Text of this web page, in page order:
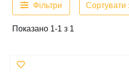
Фільтри
Показано 1-1 з 1
Сортувати